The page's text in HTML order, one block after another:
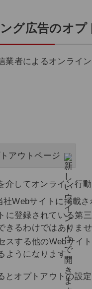
グ広告のオプ
業者によるオンライ
アウトページ
してオンライン行
Webサイトに掲載
に登録されている第
るわけではありませ
スする他のWebサイ
ようになります。
オプトアウトの設